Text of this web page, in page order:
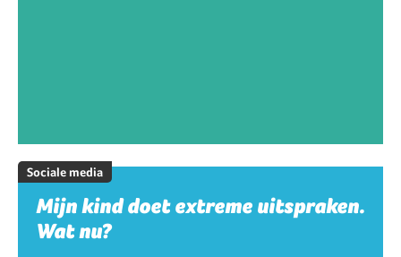
Sociale media
Mijn kind doet extreme uitspraken.
Wat nu?